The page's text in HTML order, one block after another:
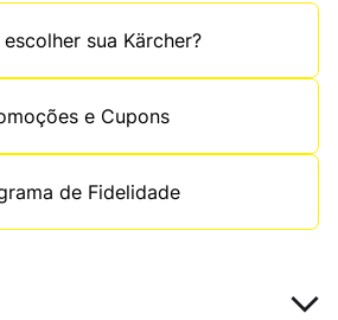
sua Kärcher?
e Cupons
de Fidelidade